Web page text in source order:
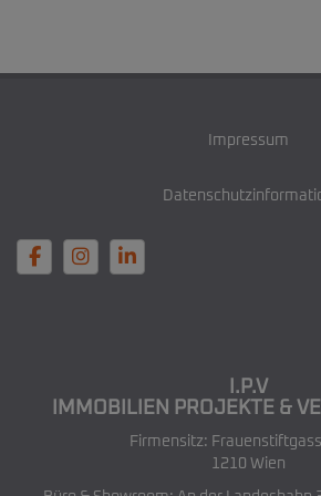
Impressum
I.P.V
IMMOBILIEN PROJEKTE &
Firmensitz:
1210 Wien